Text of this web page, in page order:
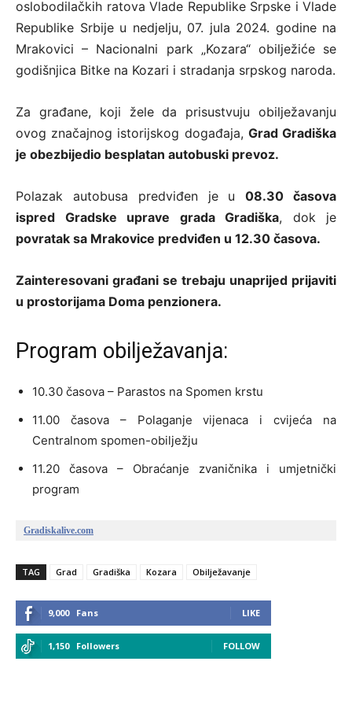
oslobodilačkih ratova Vlade Republike Srpske i Vlade
Republike Srbije u nedjelju, 07. jula 2024. godine na
Mrakovici – Nacionalni park „Kozara“ obilježiće se
godišnjica Bitke na Kozari i stradanja srpskog naroda.
Za građane, koji žele da prisustvuju obilježavanju
ovog značajnog istorijskog događaja, Grad Gradiška
je obezbijedio besplatan autobuski prevoz.
Polazak autobusa predviđen je u08.30 časova
ispred Gradske uprave grada Gradiška, dok je
povratak sa Mrakovice predviđen u 12.30 časova.
Zainteresovani građani se trebaju unaprijed prijaviti
u prostorijama Doma penzionera.
Program obilježavanja:
10.30 časova – Parastos na Spomen krstu
11.00 časova – Polaganje vijenaca i cvijeća na
Centralnom spomen-obilježju
11.20 časova – Obraćanje zvaničnika i umjetnički
program
Gradiskalive.com
TAG Grad Gradiška Kozara Obilježavanje
9,000 Fans LIKE
1,150 Followers FOLLOW